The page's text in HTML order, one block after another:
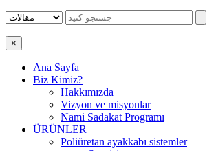
×
Ana Sayfa
Biz Kimiz?
Hakkımızda
Vizyon ve misyonlar
Nami Sadakat Programı
ÜRÜNLER
Poliüretan ayakkabı sistemler